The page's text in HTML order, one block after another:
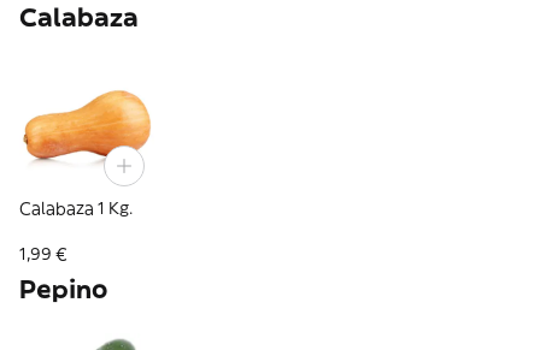
Calabaza
Calabaza 1 Kg.
1,99 €
Pepino